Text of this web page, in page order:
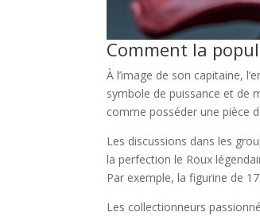
Comment la
À l’image de son capitaine,
symbole de puissance et de
comme posséder une pièce
Les discussions dans les
la perfection le Roux
Par exemple, la figurine de
Les collectionneurs